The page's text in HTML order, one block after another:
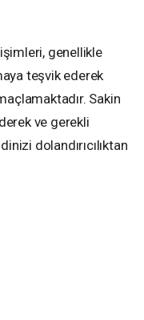
genellikle
teşvik ederek
Sakin
ve gerekli
dolandırıcılıktan